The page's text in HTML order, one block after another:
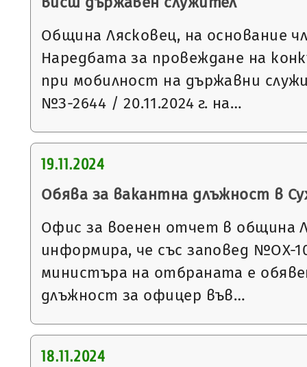
Община Лясковец, на основание
Наредбата за провеждане на
при мобилност на държавни
№З-2644 / 20.11.2024 г. на…
19.11.2024
Обява за вакантна длъжност в
Офис за военен отчет в община
информира, че със заповед №ОХ-
министъра на отбраната е
длъжност за офицер във…
18.11.2024